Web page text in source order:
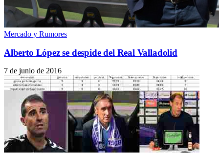
Mercado y Rumores
Alberto López se despide del Real Valladolid
7 de junio de 2016